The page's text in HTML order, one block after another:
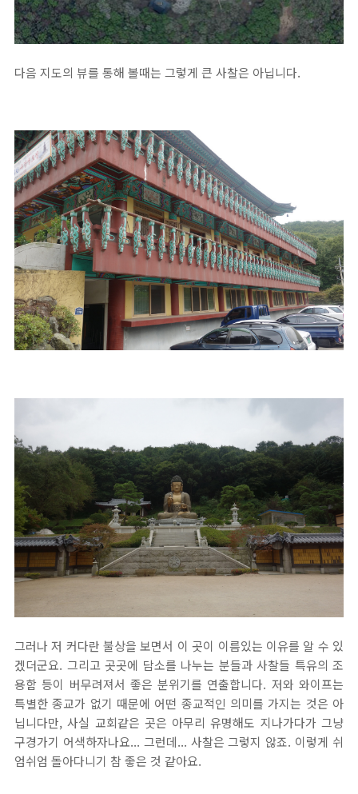
다음 지도의 뷰를 통해 볼때는 그렇게 큰 사찰은 아닙니다.
그러나 저 커다란 불상을 보면서 이 곳이 이름있는 이유를 알 수 있
겠더군요. 그리고 곳곳에 담소를 나누는 분들과 사찰들 특유의 조
용함 등이 버무려져서 좋은 분위기를 연출합니다. 저와 와이프는
특별한 종교가 없기 때문에 어떤 종교적인 의미를 가지는 것은 아
닙니다만, 사실 교회같은 곳은 아무리 유명해도 지나가다가 그냥
구경가기 어색하자나요... 그런데... 사찰은 그렇지 않죠. 이렇게 쉬
엄쉬엄 돌아다니기 참 좋은 것 같아요.